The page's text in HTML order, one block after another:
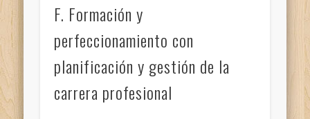
F. Formación y
perfeccionamiento con
planificación y gestión de la
carrera profesional